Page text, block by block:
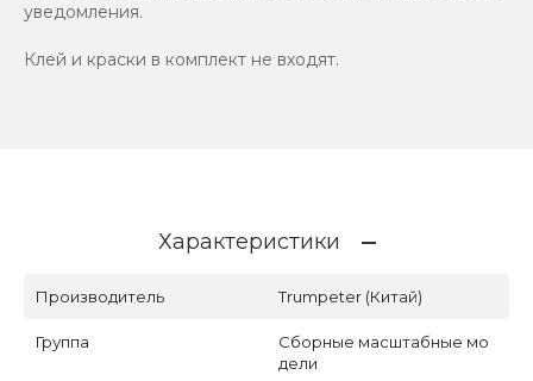
уведомления.
Клей и краски в комплект не входят.
Характеристики
Производитель Trumpeter (Китай)
Группа
Сборные масштабные мо
дели